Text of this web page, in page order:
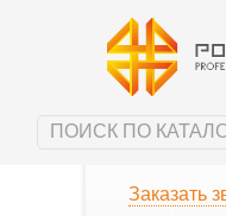
Заказать